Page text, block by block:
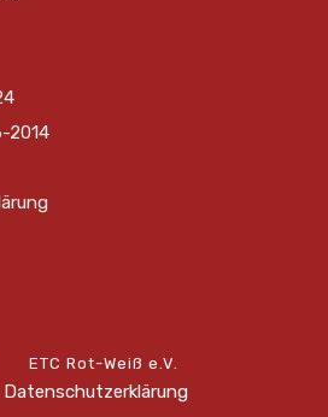
2014
ETC Rot-Weiß e.V.
Datenschutzerklärung